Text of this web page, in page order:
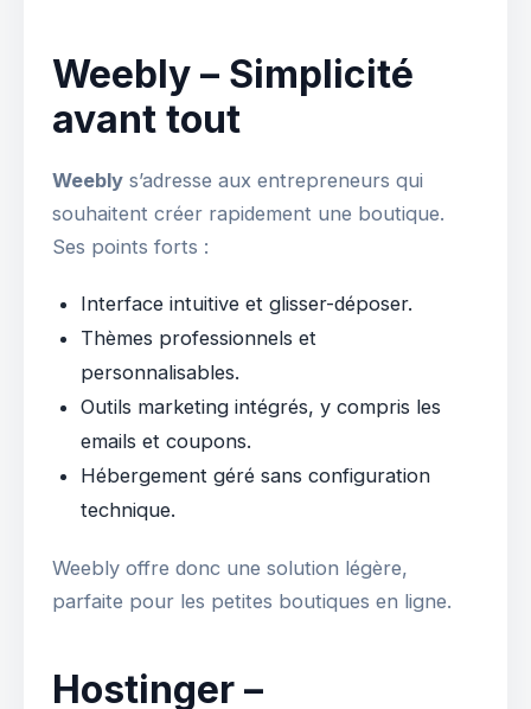
Weebly – Simplicité
avant tout
Weebly s’adresse aux entrepreneurs qui
souhaitent créer rapidement une boutique.
Ses points forts :
Interface intuitive et glisser-déposer.
Thèmes professionnels et
personnalisables.
Outils marketing intégrés, y compris les
emails et coupons.
Hébergement géré sans configuration
technique.
Weebly offre donc une solution légère,
parfaite pour les petites boutiques en ligne.
Hostinger –